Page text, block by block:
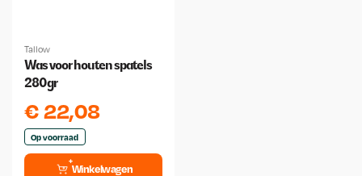
Tallow
Was voor houten spatels
280gr
€22,08
Op voorraad
Winkelwagen